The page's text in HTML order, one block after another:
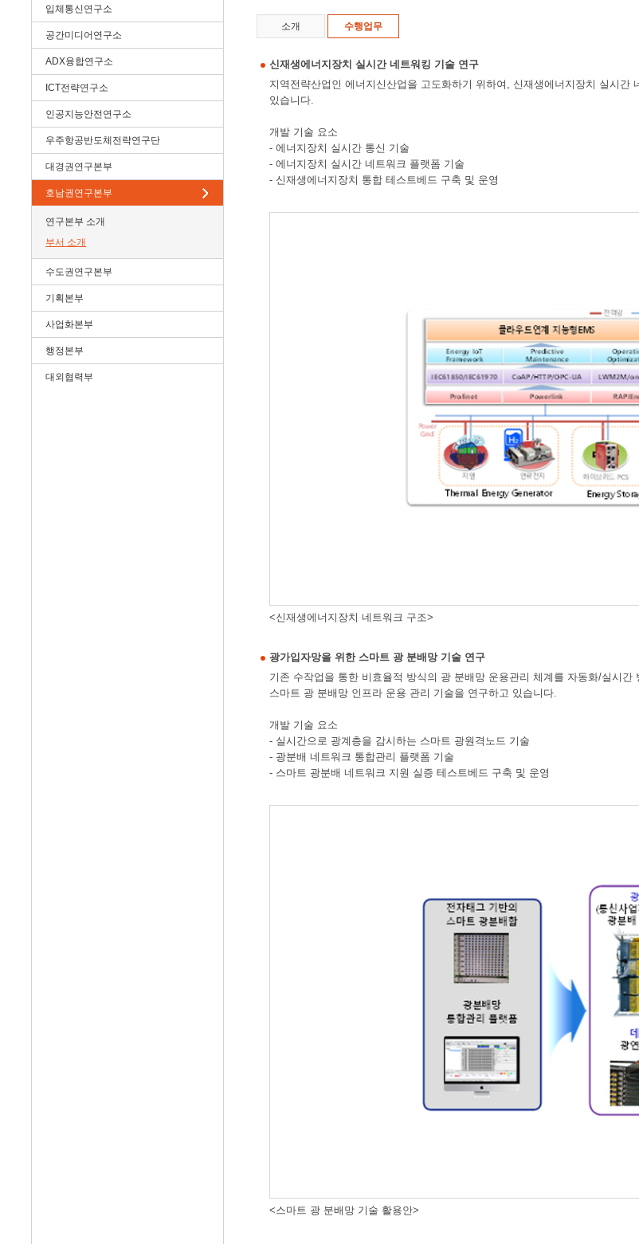
입체통신연구소
공간미디어연구소
ADX융합연구소
ICT전략연구소
인공지능안전연구소
우주항공반도체전략연구단
대경권연구본부
호남권연구본부
연구본부 소개
부서 소개
수도권연구본부
기획본부
사업화본부
행정본부
대외협력부
소개 수행업무
신재생에너지장치 실시간 네트워킹 기술 연구
지역전략산업인 에너지신산업을 고도화하기 위하여, 신재생에너지장치 실시
있습니다.
개발 기술 요소
- 에너지장치 실시간 통신 기술
- 에너지장치 실시간 네트워크 플랫폼 기술
- 신재생에너지장치 통합 테스트베드 구축 및 운영
<신재생에너지장치 네트워크 구조>
광가입자망을 위한 스마트 광 분배망 기술 연구
기존 수작업을 통한 비효율적 방식의 광 분배망 운용관리 체계를 자동화/실시
스마트 광 분배망 인프라 운용 관리 기술을 연구하고 있습니다.
개발 기술 요소
- 실시간으로 광계층을 감시하는 스마트 광원격노드 기술
- 광분배 네트워크 통합관리 플랫폼 기술
- 스마트 광분배 네트워크 지원 실증 테스트베드 구축 및 운영
<스마트 광 분배망 기술 활용안>